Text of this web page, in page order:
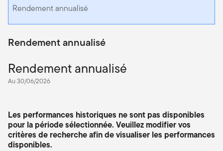
Rendement annualisé
Rendement annualisé
Rendement annualisé
Au 30/06/2026
Les performances historiques ne sont pas disponibles
pour la période sélectionnée. Veuillez modifier vos
critères de recherche afin de visualiser les performances
disponibles.